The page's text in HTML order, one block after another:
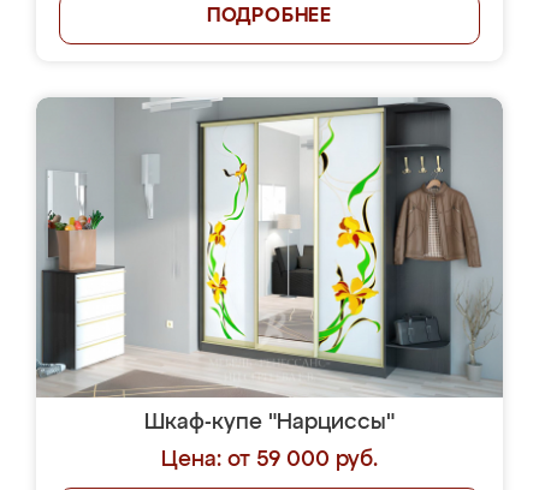
ПОДРОБНЕЕ
Шкаф-купе "Нарциссы"
Цена: от 59 000 руб.